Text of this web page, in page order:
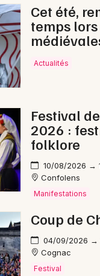
Cet été,
temps
Actualités
Festival
2026 :
folklore
10/08/2026 →
Confolens
Manifestations
Coup de
04/09/2026 →
Cognac
Festival